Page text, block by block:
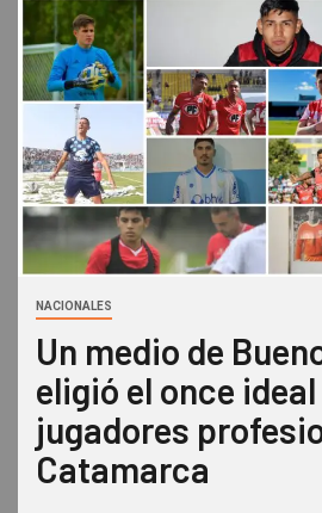
NACIONALES
Un medio de
eligió el once ideal
jugadores
Catamarca